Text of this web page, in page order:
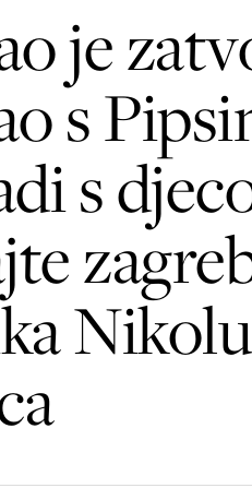
je
s
s
Nikolu